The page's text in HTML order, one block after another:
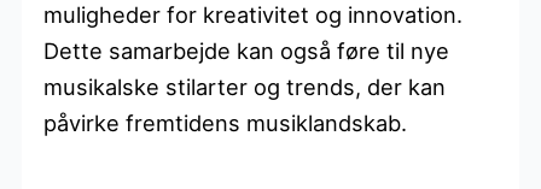
muligheder for kreativitet og innovation.
Dette samarbejde kan også føre til nye
musikalske stilarter og trends, der kan
påvirke fremtidens musiklandskab.